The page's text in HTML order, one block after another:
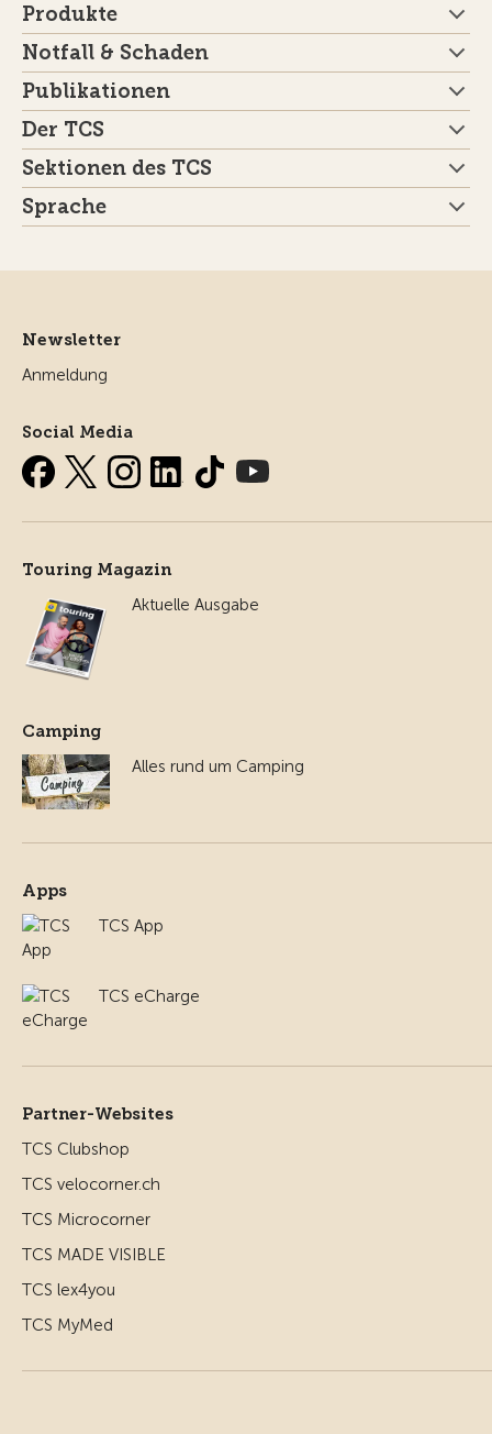
Produkte
Notfall & Schaden
Publikationen
Der TCS
Sektionen des TCS
Sprache
Newsletter
Anmeldung
Social Media
Touring Magazin
Aktuelle Ausgabe
Camping
Alles rund um Camping
Apps
TCS App
TCS eCharge
Partner-Websites
TCS Clubshop
TCS velocorner.ch
TCS Microcorner
TCS MADE VISIBLE
TCS lex4you
TCS MyMed